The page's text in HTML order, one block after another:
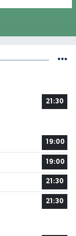
21:30
19:00
19:00
21:30
21:30